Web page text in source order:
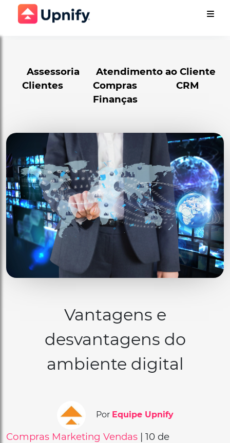
Assessoria
Atendimento ao Cliente
Clientes
Compras
CRM
Finanças
Vantagens e
desvantagens do
ambiente digital
Por Equipe Upnify
Compras Marketing Vendas | 10 de